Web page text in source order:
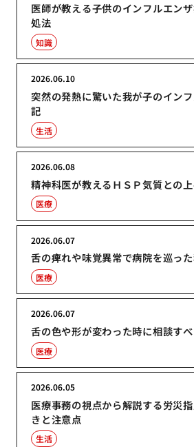
医師が教える子供のインフルエン
処法
知識
突然の発熱に驚いた我が子のイン
記
2026.06.10
生活
精神科医が教えるＨＳＰ気質との
2026.06.08
医療
舌の痺れや味覚異常で病院を巡っ
2026.06.07
医療
舌の色や形が変わった時に相談す
2026.06.07
医療
医療事務の視点から解説する労災
きと注意点
2026.06.05
生活